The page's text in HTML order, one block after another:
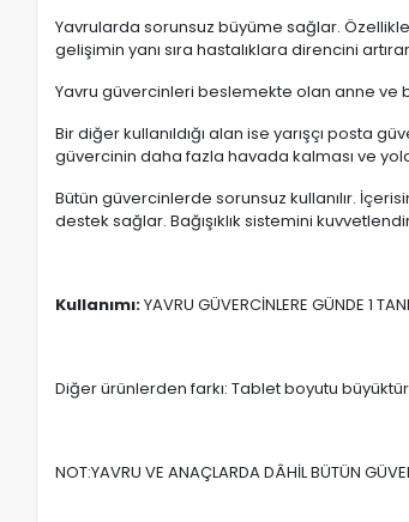
Yavrularda sorunsuz büyüme sağlar. Özellikle
gelişimin yanı sıra hastalıklara direncini
Yavru güvercinleri beslemekte olan anne ve
Bir diğer kullanıldığı alan ise yarışçı posta
güvercinin daha fazla havada kalması ve
Bütün güvercinlerde sorunsuz kullanılır.
destek sağlar. Bağışıklık sistemini
Kullanımı:YAVRU GÜVERCİNLERE GÜNDE 1
Diğer ürünlerden farkı: Tablet boyutu
NOT:YAVRU VE ANAÇLARDA DÂHİL BÜTÜN